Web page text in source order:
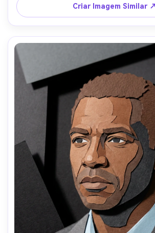
entre as camadas de papel,
bordas cortadas nítidas, emendas
artesanal, harmonia de cores
detalhamento, silhueta limpa, lente
profundidade de campo --ar
Criar Imagem Similar ↗